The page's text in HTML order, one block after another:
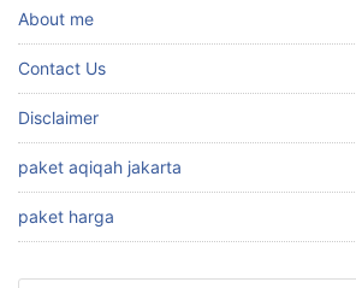
About me
Contact Us
Disclaimer
paket aqiqah jakarta
paket harga